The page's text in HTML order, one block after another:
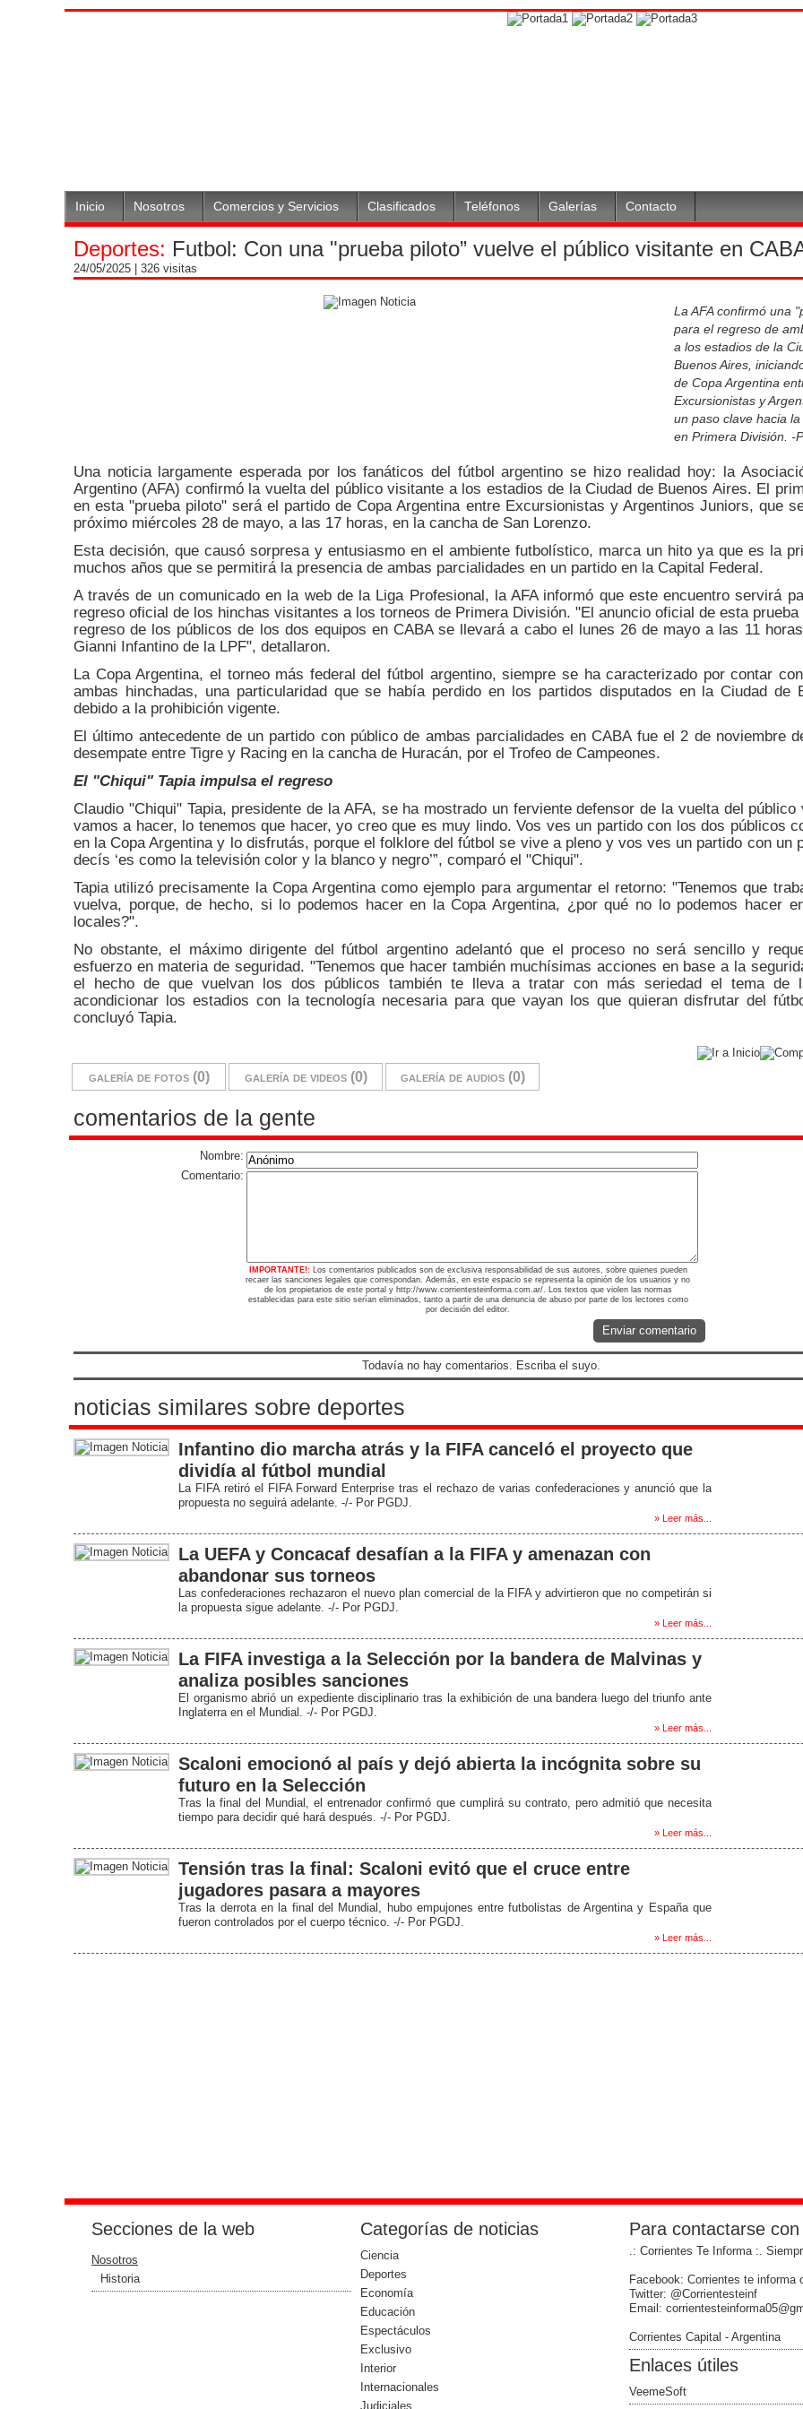
Inicio Nosotros Comercios y Servicios Clasificados Teléfonos Galerías Contacto
Deportes: Futbol: Con una "prueba piloto” vuelve el público visitante en
24/05/2025 | 326 visitas
La AFA confirmó una
para el regreso de
a los estadios de la
Buenos Aires,
de Copa Argentina
Excursionistas y
un paso clave hacia
en Primera División. -
Una noticia largamente esperada por los fanáticos del fútbol argentino se hizo realidad hoy: la
Argentino (AFA) confirmó la vuelta del público visitante a los estadios de la Ciudad de Buenos Aires. El
en esta "prueba piloto" será el partido de Copa Argentina entre Excursionistas y Argentinos Juniors, que
próximo miércoles 28 de mayo, a las 17 horas, en la cancha de San Lorenzo.
Esta decisión, que causó sorpresa y entusiasmo en el ambiente futbolístico, marca un hito ya que es la
muchos años que se permitirá la presencia de ambas parcialidades en un partido en la Capital Federal.
A través de un comunicado en la web de la Liga Profesional, la AFA informó que este encuentro servirá
regreso oficial de los hinchas visitantes a los torneos de Primera División. "El anuncio oficial de esta prueba
regreso de los públicos de los dos equipos en CABA se llevará a cabo el lunes 26 de mayo a las 11
Gianni Infantino de la LPF", detallaron.
La Copa Argentina, el torneo más federal del fútbol argentino, siempre se ha caracterizado por contar
ambas hinchadas, una particularidad que se había perdido en los partidos disputados en la Ciudad de
debido a la prohibición vigente.
El último antecedente de un partido con público de ambas parcialidades en CABA fue el 2 de noviembre
desempate entre Tigre y Racing en la cancha de Huracán, por el Trofeo de Campeones.
El "Chiqui" Tapia impulsa el regreso
Claudio "Chiqui" Tapia, presidente de la AFA, se ha mostrado un ferviente defensor de la vuelta del público
vamos a hacer, lo tenemos que hacer, yo creo que es muy lindo. Vos ves un partido con los dos públicos
en la Copa Argentina y lo disfrutás, porque el folklore del fútbol se vive a pleno y vos ves un partido con un
decís ‘es como la televisión color y la blanco y negro’”, comparó el "Chiqui".
Tapia utilizó precisamente la Copa Argentina como ejemplo para argumentar el retorno: "Tenemos que
vuelva, porque, de hecho, si lo podemos hacer en la Copa Argentina, ¿por qué no lo podemos hacer
locales?".
No obstante, el máximo dirigente del fútbol argentino adelantó que el proceso no será sencillo y
esfuerzo en materia de seguridad. "Tenemos que hacer también muchísimas acciones en base a la
el hecho de que vuelvan los dos públicos también te lleva a tratar con más seriedad el tema de
acondicionar los estadios con la tecnología necesaria para que vayan los que quieran disfrutar del
concluyó Tapia.
galería de fotos (0) galería de videos (0) galería de audios (0)
comentarios de la gente
Nombre:
Comentario:
IMPORTANTE!: Los comentarios publicados son de exclusiva responsabilidad de sus autores, sobre quienes pueden
recaer las sanciones legales que correspondan. Además, en este espacio se representa la opinión de los usuarios y no
de los propietarios de este portal y http://www.corrientesteinforma.com.ar/. Los textos que violen las normas
establecidas para este sitio serían eliminados, tanto a partir de una denuncia de abuso por parte de los lectores como
por decisión del editor.
Enviar comentario
Todavía no hay comentarios. Escriba el suyo.
noticias similares sobre deportes
Infantino dio marcha atrás y la FIFA canceló el proyecto que
dividía al fútbol mundial
La FIFA retiró el FIFA Forward Enterprise tras el rechazo de varias confederaciones y anunció que la
propuesta no seguirá adelante. -/- Por PGDJ.
» Leer más...
La UEFA y Concacaf desafían a la FIFA y amenazan con
abandonar sus torneos
Las confederaciones rechazaron el nuevo plan comercial de la FIFA y advirtieron que no competirán si
la propuesta sigue adelante. -/- Por PGDJ.
» Leer más...
La FIFA investiga a la Selección por la bandera de Malvinas y
analiza posibles sanciones
El organismo abrió un expediente disciplinario tras la exhibición de una bandera luego del triunfo ante
Inglaterra en el Mundial. -/- Por PGDJ.
» Leer más...
Scaloni emocionó al país y dejó abierta la incógnita sobre su
futuro en la Selección
Tras la final del Mundial, el entrenador confirmó que cumplirá su contrato, pero admitió que necesita
tiempo para decidir qué hará después. -/- Por PGDJ.
» Leer más...
Tensión tras la final: Scaloni evitó que el cruce entre
jugadores pasara a mayores
Tras la derrota en la final del Mundial, hubo empujones entre futbolistas de Argentina y España que
fueron controlados por el cuerpo técnico. -/- Por PGDJ.
» Leer más...
Secciones de la web
Nosotros
Historia
Categorías de noticias
Ciencia
Deportes
Economía
Educación
Espectáculos
Exclusivo
Interior
Internacionales
Judiciales
Para contactarse
.: Corrientes Te Informa :.
Facebook: Corrientes te informa
Twitter: @Corrientesteinf
Email:
Corrientes Capital - Argentina
Enlaces útiles
VeemeSoft